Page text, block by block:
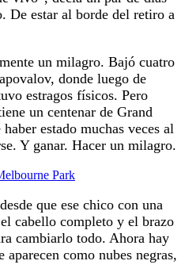
De estar al borde del retiro a
un milagro. Bajó cuatro
donde luego de
estragos físicos. Pero
un centenar de Grand
estado muchas veces al
Y ganar. Hacer un milagro.
Park
que ese chico con una
cabello completo y el brazo
cambiarlo todo. Ahora hay
como nubes negras,